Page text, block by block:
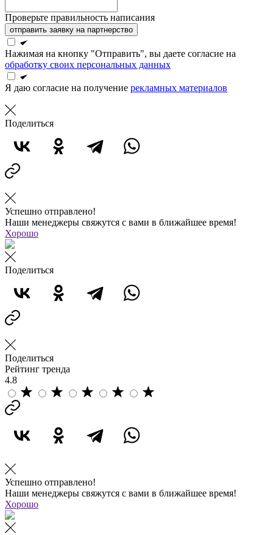
Проверьте правильность написания
отправить заявку на партнерство
Нажимая на кнопку "Отправить", вы даете согласие на
обработку своих персональных данных
Я даю согласие на получение рекламных материалов
Поделиться
Успешно отправлено!
Наши менеджеры свяжутся с вами в ближайшее время!
Хорошо
Поделиться
Поделиться
Рейтинг тренда
4.8
Успешно отправлено!
Наши менеджеры свяжутся с вами в ближайшее время!
Хорошо